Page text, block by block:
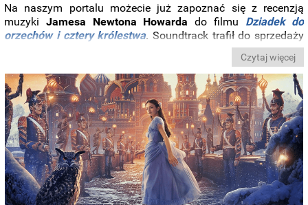
Na naszym portalu możecie już zapoznać się z recenzją
muzyki Jamesa Newtona Howarda do filmu Dziadek do
orzechów i cztery królestwa. Soundtrack trafił do sprzedaży
w polskich sklepach 26 października 2018 roku. Zapraszamy
zatem do udziału w konkursie, w którym mamy do rozdania
dwa egzemplarzy płyty, wydanej w naszym kraju nakładem
Universal Music Polska.
Czytaj więcej